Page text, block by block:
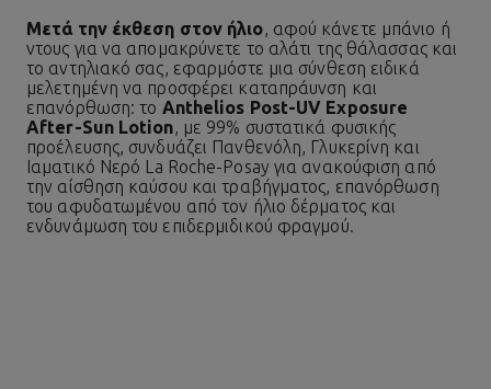
Μετά την έκθεση στον ήλιο, αφού κάνετε μπάνιο ή
ντους για να απομακρύνετε το αλάτι της θάλασσας και
το αντηλιακό σας, εφαρμόστε μια σύνθεση ειδικά
μελετημένη να προσφέρει καταπράυνση και
επανόρθωση: το Anthelios Post-UV Exposure
After-Sun Lotion, με 99% συστατικά φυσικής
προέλευσης, συνδυάζει Πανθενόλη, Γλυκερίνη και
Ιαματικό Νερό La Roche-Posay για ανακούφιση από
την αίσθηση καύσου και τραβήγματος, επανόρθωση
του αφυδατωμένου από τον ήλιο δέρματος και
ενδυνάμωση του επιδερμιδικού φραγμού.